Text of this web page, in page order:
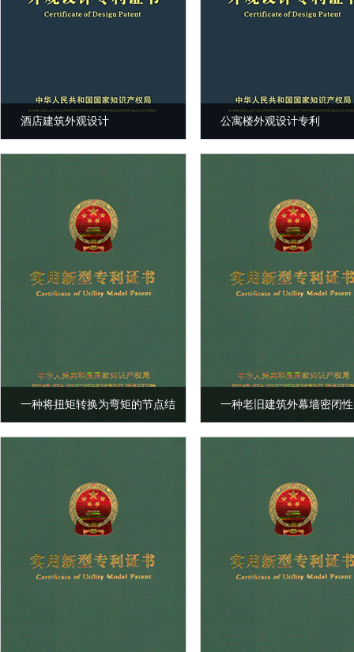
酒店建筑外观设计 公寓楼外观设计专利
一种将扭矩转换为弯矩的节点结
构
一种老旧建筑外幕墙密闭
缮结构